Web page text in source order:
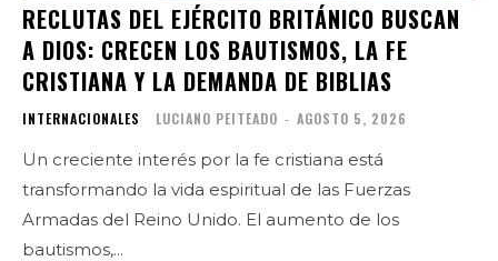
RECLUTAS DEL EJÉRCITO BRITÁNICO BUSCAN
A DIOS: CRECEN LOS BAUTISMOS, LA FE
CRISTIANA Y LA DEMANDA DE BIBLIAS
INTERNACIONALES LUCIANO PEITEADO - AGOSTO 5, 2026
Un creciente interés por la fe cristiana está
transformando la vida espiritual de las Fuerzas
Armadas del Reino Unido. El aumento de los
bautismos,...